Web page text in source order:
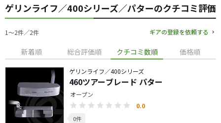
ゲリンライフ／400シリーズ／パターのクチコミ評価
1〜2件／2件 ギアの登録を依頼する
新着順 総合評価順 クチコミ数順 価格順
ゲリンライフ／400シリーズ
460ツアーブレード パター
オープン
0.0
0件